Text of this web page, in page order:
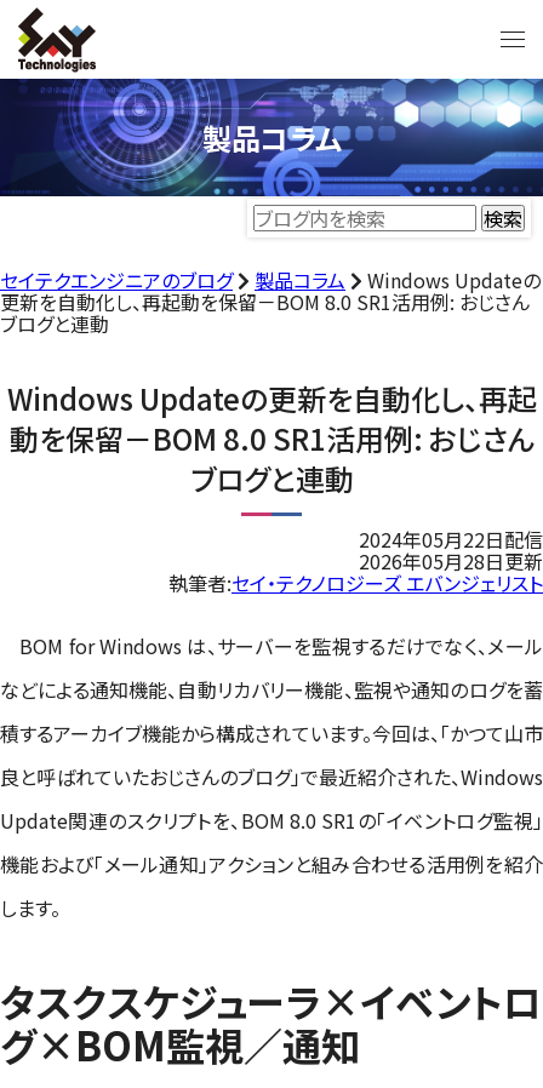
製品コラム
セイテクエンジニアのブログ 製品コラム Windows Updateの
更新を自動化し、再起動を保留－BOM 8.0 SR1活用例: おじさん
ブログと連動
Windows Updateの更新を自動化し、再起
動を保留－BOM 8.0 SR1活用例: おじさん
ブログと連動
2024年05月22日配信
2026年05月28日更新
執筆者:セイ・テクノロジーズ エバンジェリスト
BOM for Windows は、サーバーを監視するだけでなく、メール
などによる通知機能、自動リカバリー機能、監視や通知のログを蓄
積するアーカイブ機能から構成されています。今回は、「かつて山市
良と呼ばれていたおじさんのブログ」で最近紹介された、Windows
Update関連のスクリプトを、BOM 8.0 SR1の「イベントログ監視」
機能および「メール通知」アクションと組み合わせる活用例を紹介
します。
タスクスケジューラ×イベントロ
グ×BOM監視／通知